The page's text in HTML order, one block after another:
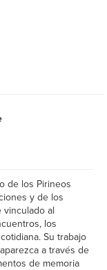
de los Pirineos
y de los
vinculado al
los
Su trabajo
a través de
de memoria